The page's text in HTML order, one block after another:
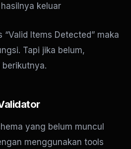
keluar
Items Detected” maka
Tapi jika belum,
yang belum muncul
menggunakan tools